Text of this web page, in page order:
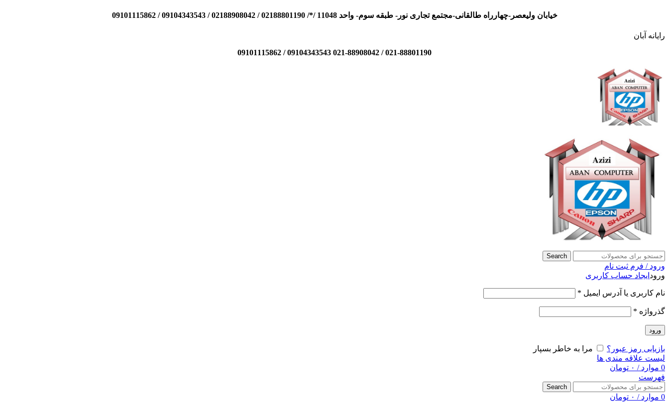
خیابان ولیعصر-چهارراه طالقانی-مجتمع تجاری نور- طبقه سوم- واحد 11048 /*/ 02188801190 / 02188908042 / 09104343543 / 09101115862
رایانه آبان
021-88801190 / 021-88908042 09104343543 / 09101115862
Search
ورود / فرم ثبت نام
ورود ایجاد حساب کاربری
نام کاربری یا آدرس ایمیل *
گذرواژه *
ورود
بازیابی رمز عبور؟
مرا به خاطر بسپار
لیست علاقه مندی ها
0 موارد / ۰ تومان
فهرست
Search
0 موارد / ۰ تومان